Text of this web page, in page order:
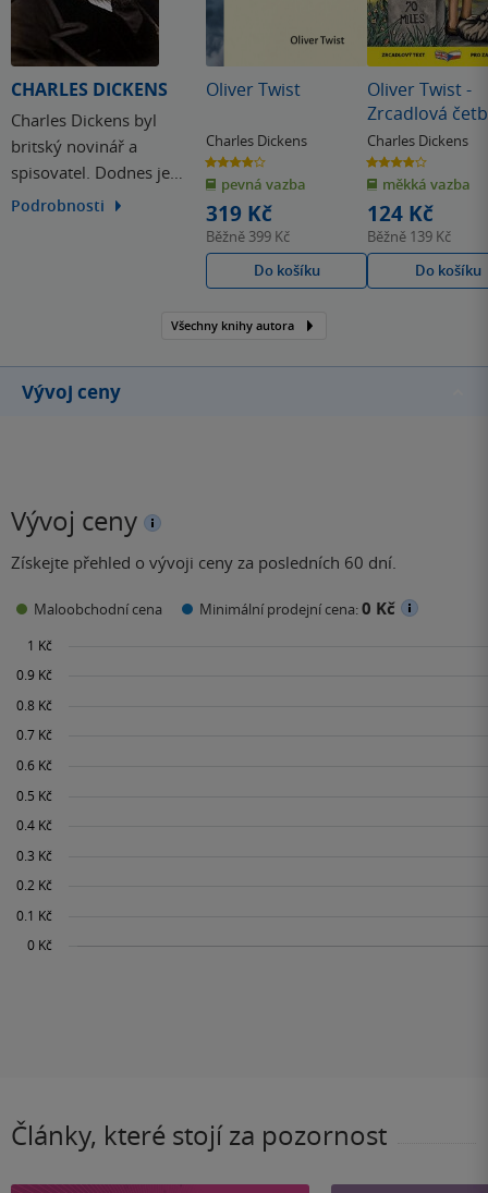
CHARLES DICKENS
Charles Dickens byl
britský novinář a
spisovatel. Dodnes je
nejoblíbenějším
poloviny 19. století. Na
zkušeností často
zobrazoval osudy
Podrobnosti
Oliver Twist
Charles Dickens
3.9
z
5
hvězdiček
pevná vazba
319 Kč
Běžně 399 Kč
Do košíku
Oliver Twist -
Zrcadlová
(A1-A2)
Charles Dickens
3.9
z
5
hvězdiček
měkká vazba
124 Kč
Běžně 139 Kč
Do košíku
Všechny knihy autora
Vývoj ceny
Vývoj ceny
Získejte přehled o vývoji ceny za posledních 60 dní.
Maloobchodní cena Minimální prodejní cena:0 Kč
Články, které stojí za pozornost